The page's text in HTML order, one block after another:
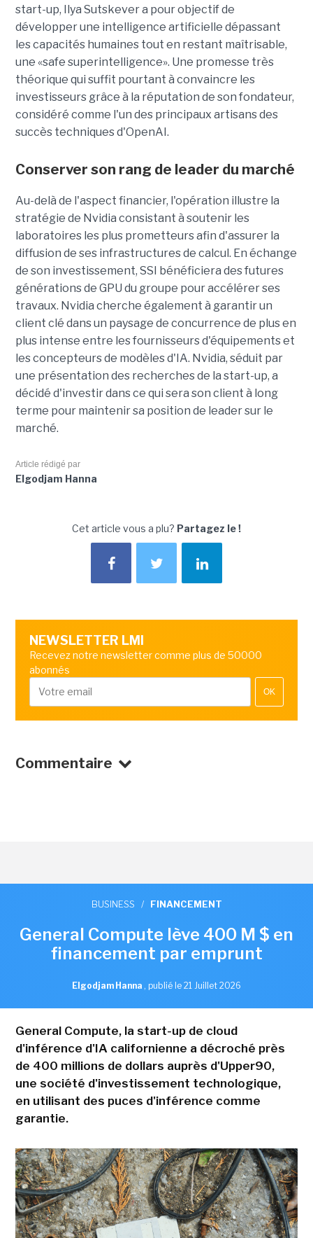
start-up, Ilya Sutskever a pour objectif de
développer une intelligence artificielle dépassant
les capacités humaines tout en restant maîtrisable,
une «safe superintelligence». Une promesse très
théorique qui suffit pourtant à convaincre les
investisseurs grâce à la réputation de son fondateur,
considéré comme l'un des principaux artisans des
succès techniques d'OpenAI.
Conserver son rang de leader du marché
Au-delà de l'aspect financier, l'opération illustre la
stratégie de Nvidia consistant à soutenir les
laboratoires les plus prometteurs afin d'assurer la
diffusion de ses infrastructures de calcul. En échange
de son investissement, SSI bénéficiera des futures
générations de GPU du groupe pour accélérer ses
travaux. Nvidia cherche également à garantir un
client clé dans un paysage de concurrence de plus en
plus intense entre les fournisseurs d'équipements et
les concepteurs de modèles d'IA. Nvidia, séduit par
une présentation des recherches de la start-up, a
décidé d'investir dans ce qui sera son client à long
terme pour maintenir sa position de leader sur le
marché.
Article rédigé par
Elgodjam Hanna
Cet article vous a plu? Partagez le !
NEWSLETTER LMI
Recevez notre newsletter comme plus de 50000
abonnés
OK
Commentaire
BUSINESS / FINANCEMENT
General Compute lève 400 M $ en
financement par emprunt
Elgodjam Hanna , publié le 21 Juillet 2026
General Compute, la start-up de cloud
d'inférence d'IA californienne a décroché près
de 400 millions de dollars auprès d'Upper90,
une société d'investissement technologique,
en utilisant des puces d'inférence comme
garantie.